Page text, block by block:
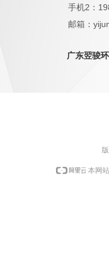
手机2：
邮箱：
广东翌骏
本网